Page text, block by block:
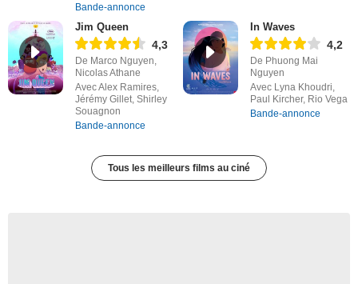
Bande-annonce
Jim Queen
4,3
De Marco Nguyen,
Nicolas Athane
Avec Alex Ramires,
Jérémy Gillet, Shirley
Souagnon
Bande-annonce
In Waves
4,2
De Phuong Mai
Nguyen
Avec Lyna Khoudri,
Paul Kircher, Rio Vega
Bande-annonce
Tous les meilleurs films au ciné